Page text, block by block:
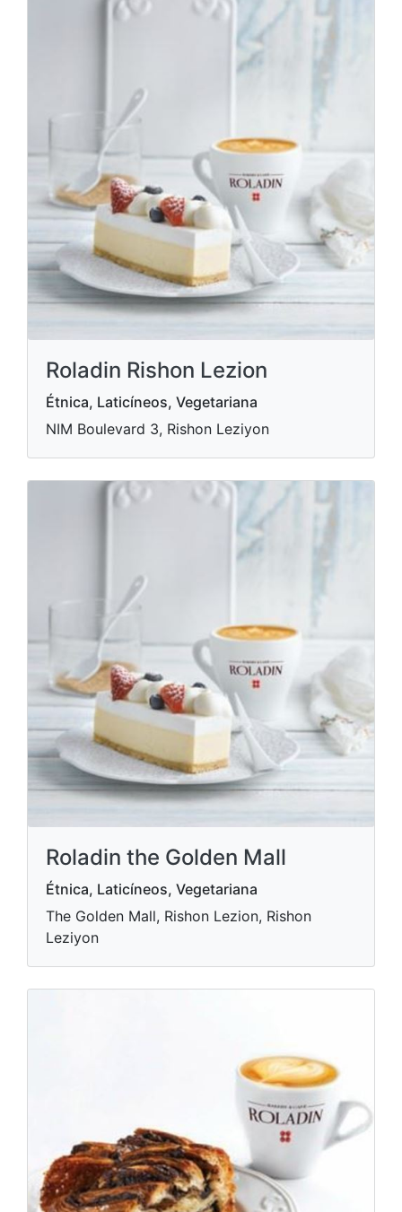
Roladin Rishon Lezion
Étnica, Laticíneos, Vegetariana
NIM Boulevard 3, Rishon Leziyon
Roladin the Golden Mall
Étnica, Laticíneos, Vegetariana
The Golden Mall, Rishon Lezion, Rishon
Leziyon